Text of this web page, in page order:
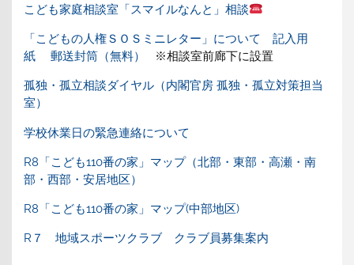
こども家庭相談室「スマイルなんと」相談
「こどもの人権ＳＯＳミニレター」について
記入用
紙
郵送封筒（無料） ※相談室前廊下に設置
孤独・孤立相談ダイヤル（内閣官房 孤独・孤立対策担当
室）
学校休業日の緊急連絡について
R8「こども110番の家」マップ（北部・東部・高瀬・南
部・西部・安居地区）
R8「こども110番の家」マップ(中部地区)
R７ 地域スポーツクラブ クラブ員募集案内